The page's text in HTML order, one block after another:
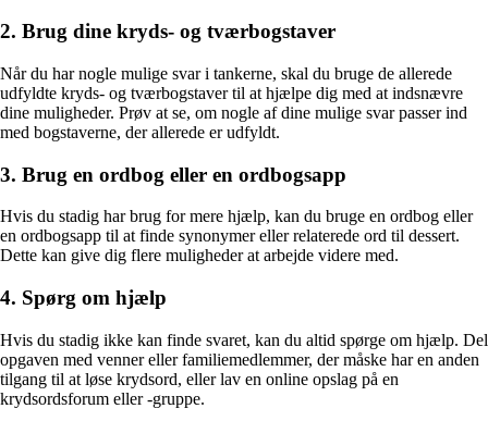
2. Brug dine kryds- og tværbogstaver
Når du har nogle mulige svar i tankerne, skal du bruge de allerede
udfyldte kryds- og tværbogstaver til at hjælpe dig med at indsnævre
dine muligheder. Prøv at se, om nogle af dine mulige svar passer ind
med bogstaverne, der allerede er udfyldt.
3. Brug en ordbog eller en ordbogsapp
Hvis du stadig har brug for mere hjælp, kan du bruge en ordbog eller
en ordbogsapp til at finde synonymer eller relaterede ord til dessert.
Dette kan give dig flere muligheder at arbejde videre med.
4. Spørg om hjælp
Hvis du stadig ikke kan finde svaret, kan du altid spørge om hjælp. Del
opgaven med venner eller familiemedlemmer, der måske har en anden
tilgang til at løse krydsord, eller lav en online opslag på en
krydsordsforum eller -gruppe.